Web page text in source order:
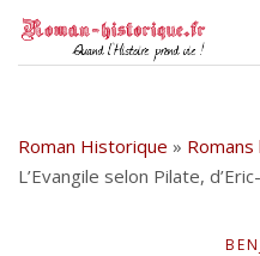
Roman Historique »
L’Evangile selon Pilate,